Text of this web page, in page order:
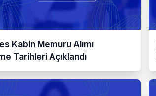
Kabin Memuru Alımı
Tarihleri Açıklandı